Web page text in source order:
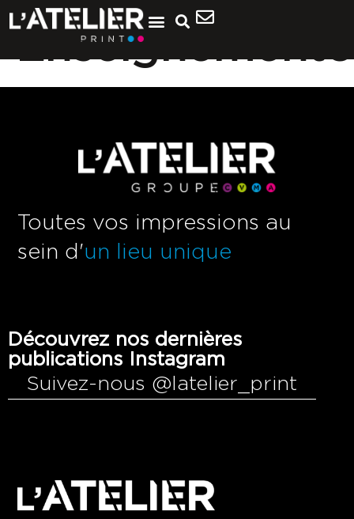
Enseignement6
Toutes vos impressions au
sein d'un lieu unique
Découvrez nos dernières
publications Instagram
Suivez-nous @latelier_print